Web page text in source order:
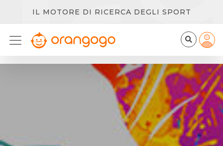
IL MOTORE DI RICERCA DEGLI SPORT